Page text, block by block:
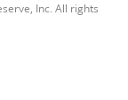
Inc. All rights